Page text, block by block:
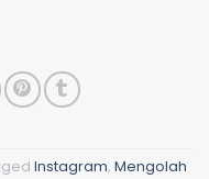
Instagram, Mengolah